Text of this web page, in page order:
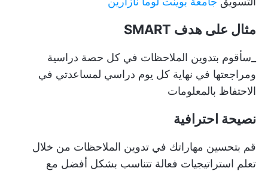
مثال على هدف SMART
_سأقوم بتدوين الملاحظات في كل حصة دراسية
ومراجعتها في نهاية كل يوم دراسي لمساعدتي في
الاحتفاظ بالمعلومات
نصيحة احترافية
قم بتحسين مهاراتك في تدوين الملاحظات من خلال
تعلم استراتيجيات فعالة تتناسب بشكل أفضل مع